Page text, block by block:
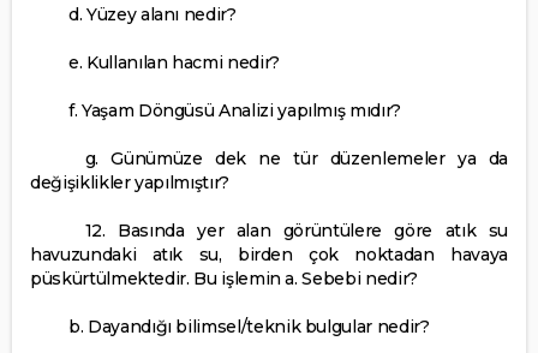
d. Yüzey alanı nedir?
e. Kullanılan hacmi nedir?
f. Yaşam Döngüsü Analizi yapılmış mıdır?
g. Günümüze dek ne tür düzenlemeler ya da
değişiklikler yapılmıştır?
12. Basında yer alan görüntülere göre atık su
havuzundaki atık su, birden çok noktadan havaya
püskürtülmektedir. Bu işlemin a. Sebebi nedir?
b. Dayandığı bilimsel/teknik bulgular nedir?